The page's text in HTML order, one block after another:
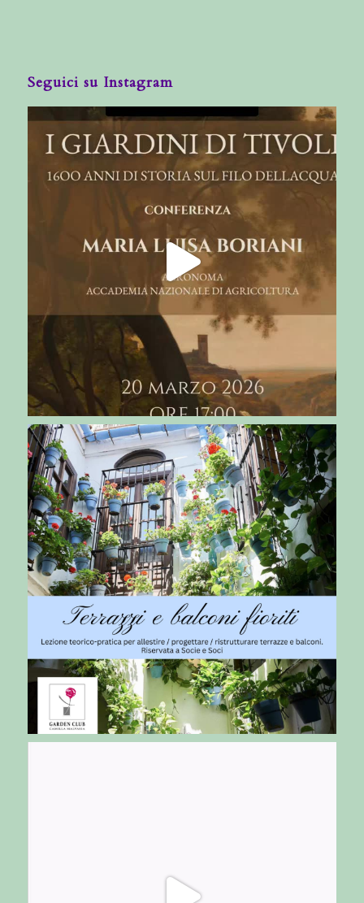
Seguici su Instagram